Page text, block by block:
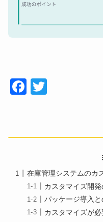
Face
在庫管理システムのカ
カスタマイズ開
パッケージ導入
カスタマイズが